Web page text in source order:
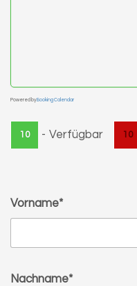
Powered byBooking Calendar
10 - Verfügbar 10
Vorname*
Nachname*